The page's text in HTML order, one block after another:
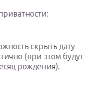
скрыть дату
(при этом будут
рождения).